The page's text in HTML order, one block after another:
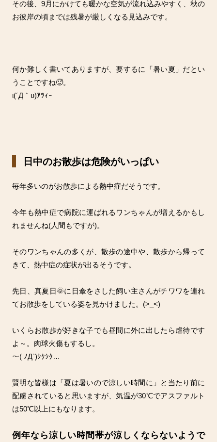
その後、9月にかけても暖かな空気が流れ込みやすく、秋の
お彼岸の頃までは残暑が厳しくなる見込みです。
何か難しく書いてありますが、要するに「暑い夏」だとい
うことですね🥵。
ι(´Д｀υ)ｱﾂｨｰ
日中のお散歩は危険がいっぱい
毎年多いのがお散歩による熱中症だそうです。
今年も熱中症で病院に運ばれるワンちゃんが増えるかもし
れませんね(人間もですが)。
そのワンちゃんの多くが、散歩の途中や、散歩から帰って
きて、熱中症の症状が出るそうです。
先日、真夏日🌞に日傘をさした飼い主さんがチワワを連れ
てお散歩をしている姿を見かけました。(>_<)
いくらお散歩が好きな子でも昼間に外に出したら虐待です
よ～。肉球火傷もするし。
～( ﾉД`)ｼｸｼｸ…
賢明な皆様は「夏は暑いので涼しい時間に」と当たり前に
配慮されていると思いますが、気温が30℃でアスファルト
は50℃以上にもなります。
例年なら涼しい時間帯が涼しくならないようで